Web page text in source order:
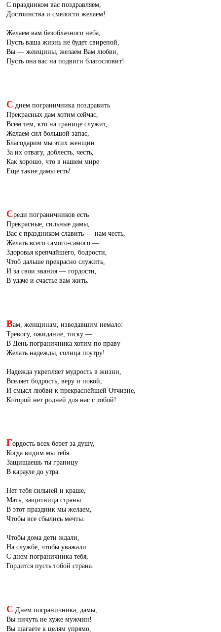
С праздником вас поздравляем,
Достоинства и смелости желаем!
Желаем вам безоблачного неба,
Пусть ваша жизнь не будет свирепой,
Вы — женщины, желаем Вам любви,
Пусть она вас на подвиги благословит!
С днем пограничника поздравить
Прекрасных дам хотим сейчас,
Всем тем, кто на границе служит,
Желаем сил большой запас,
Благодарим мы этих женщин
За их отвагу, доблесть, честь,
Как хорошо, что в нашем мире
Еще такие дамы есть!
Среди пограничников есть
Прекрасные, сильные дамы,
Вас с праздником славить — нам честь,
Желать всего самого-самого —
Здоровья крепчайшего, бодрости,
Чтоб дальше прекрасно служить,
И за свои звания — гордости,
В удаче и счастье вам жить.
Вам, женщинам, изведавшим немало:
Тревогу, ожидание, тоску —
В День пограничника хотим по праву
Желать надежды, солнца поутру!
Надежда укрепляет мудрость в жизни,
Вселяет бодрость, веру и покой,
И смысл любви к прекраснейшей Отчизне,
Которой нет родней для нас с тобой!
Гордость всех берет за душу,
Когда видим мы тебя.
Защищаешь ты границу
В карауле до утра.
Нет тебя сильней и краше,
Мать, защитница страны.
В этот праздник мы желаем,
Чтобы все сбылись мечты.
Чтобы дома дети ждали,
На службе, чтобы уважали.
С днем пограничника тебя,
Гордится пусть тобой страна.
С Днем пограничника, дамы,
Вы ничуть не хуже мужчин!
Вы шагаете к целям упрямо,